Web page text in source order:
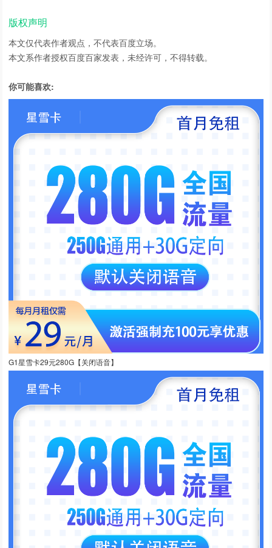
版权声明
本文仅代表作者观点，不代表百度立场。
本文系作者授权百度百家发表，未经许可，不得转载。
你可能喜欢:
G1星雪卡29元280G【关闭语音】